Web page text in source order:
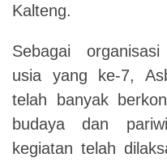
Kalteng.
Sebagai
usia yang ke-7,
telah banyak
budaya dan
kegiatan telah